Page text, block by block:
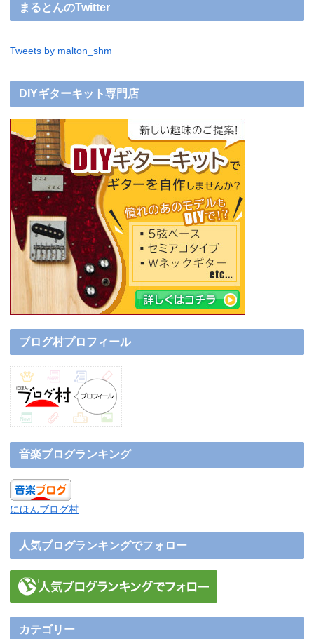
まるとんのTwitter
Tweets by malton_shm
DIYギターキット専門店
ブログ村プロフィール
音楽ブログランキング
にほんブログ村
人気ブログランキングでフォロー
カテゴリー